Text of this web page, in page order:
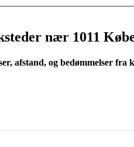
nær 1011
afstand, og bedømmelser